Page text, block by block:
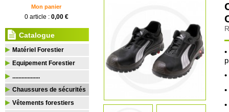
Mon panier
0 article : 0,00 €
Catalogue
Matériel Forestier
Equipement Forestier
..................
Chaussures de sécurités
Vêtements forestiers